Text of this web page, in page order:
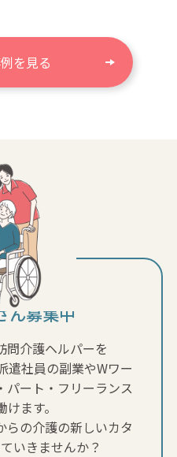
を見る
ん募集中
問介護ヘルパーを
遣社員の副業やWワー
パート・フリーランス
ます。
らの介護の新しいカタ
いきませんか？